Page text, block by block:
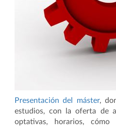
Presentación del máster,
estudios, con la oferta de
optativas, horarios,